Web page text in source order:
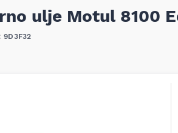
ulje Motul 8100
9D3F32